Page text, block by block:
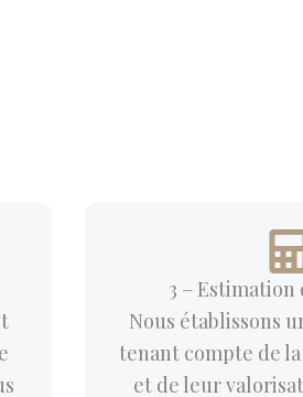
3 – Estimation
Nous établissons
tenant compte de
et de leur